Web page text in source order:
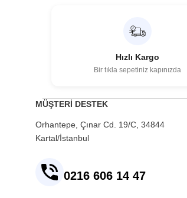
Hızlı Kargo
Bir tıkla sepetiniz kapınızda
MÜŞTERİ DESTEK
Orhantepe, Çınar Cd. 19/C, 34844
Kartal/İstanbul
0216 606 14 47